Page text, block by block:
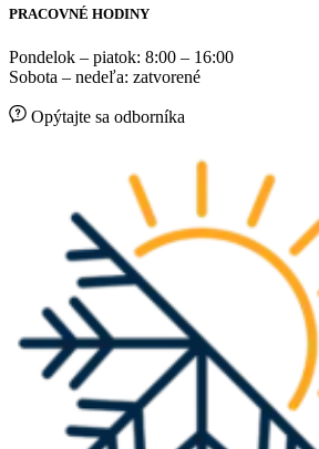
PRACOVNÉ HODINY
Pondelok – piatok: 8:00 – 16:00
Sobota – nedeľa: zatvorené
Opýtajte sa odborníka